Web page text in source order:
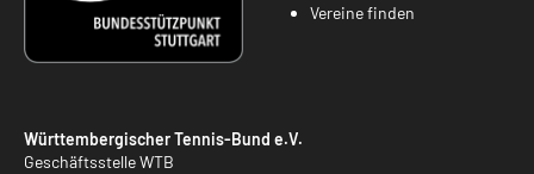
Vereine finden
Württembergischer Tennis-Bund e.V.
Geschäftsstelle WTB